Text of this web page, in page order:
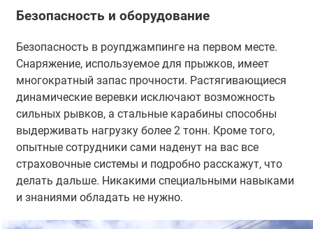
Безопасность и оборудование
Безопасность в роупджампинге на первом месте.
Снаряжение, используемое для прыжков, имеет
многократный запас прочности. Растягивающиеся
динамические веревки исключают возможность
сильных рывков, а стальные карабины способны
выдерживать нагрузку более 2 тонн. Кроме того,
опытные сотрудники сами наденут на вас все
страховочные системы и подробно расскажут, что
делать дальше. Никакими специальными навыками
и знаниями обладать не нужно.